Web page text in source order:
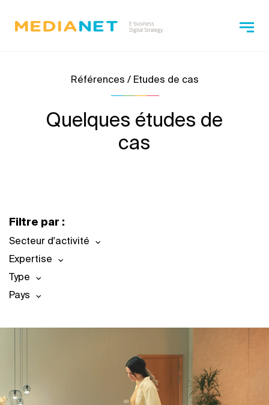
Références / Etudes de cas
Quelques études de
cas
Filtre par :
Secteur d'activité
Expertise
Type
Pays